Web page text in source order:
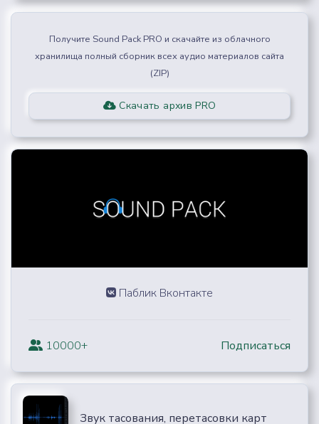
Получите Sound Pack PRO и скачайте из облачного
хранилища полный сборник всех аудио материалов сайта
(ZIP)
Скачать архив PRO
Паблик Вконтакте
10000+ Подписаться
Звук тасования, перетасовки карт